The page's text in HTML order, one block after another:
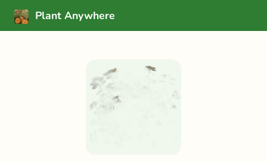
Plant Anywhere